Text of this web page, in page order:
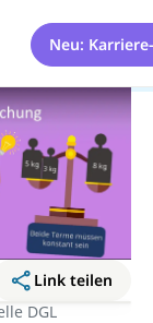
Neu:
Link teilen
DGL